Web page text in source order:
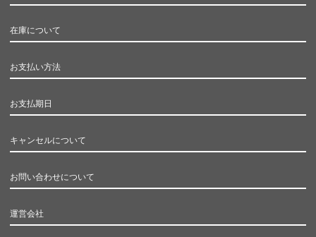
在庫について
お支払い方法
お支払期日
キャンセルについて
お問い合わせについて
運営会社